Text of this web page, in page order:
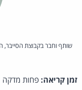
שותף וחבר בקבוצת הסייבר,
זמן קריאה: פחות מדקה